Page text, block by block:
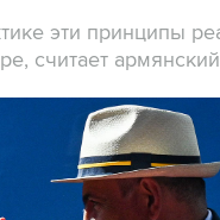
эти принципы
считает